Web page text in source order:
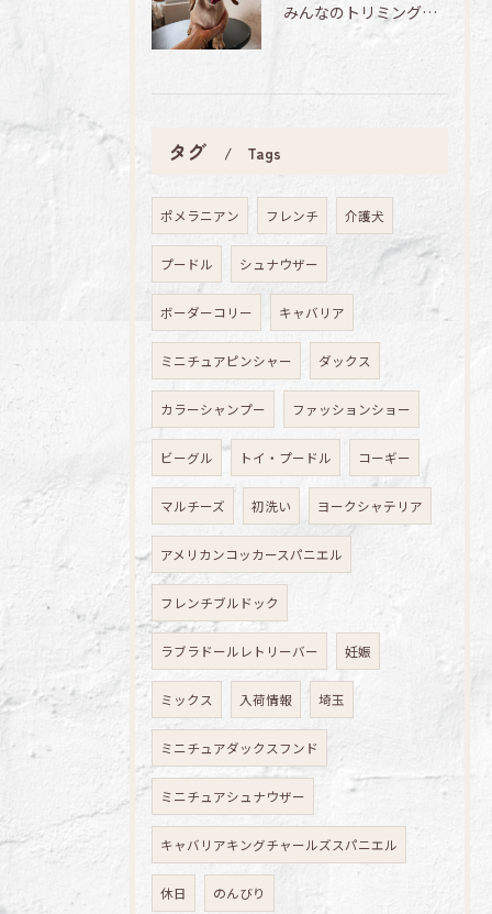
みんなのトリミング日記🌟
タグ Tags
ポメラニアン フレンチ 介護犬
プードル シュナウザー
ボーダーコリー キャバリア
ミニチュアピンシャー ダックス
カラーシャンプー ファッションショー
ビーグル トイ・プードル コーギー
マルチーズ 初洗い ヨークシャテリア
アメリカンコッカースパニエル
フレンチブルドック
ラブラドールレトリーバー 妊娠
ミックス 入荷情報 埼玉
ミニチュアダックスフンド
ミニチュアシュナウザー
キャバリアキングチャールズスパニエル
休日 のんびり